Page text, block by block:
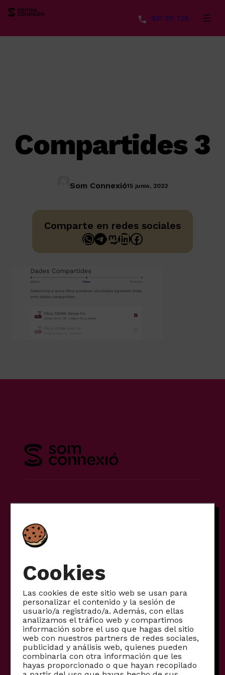
Cookies
Las cookies de este sitio web se usan para
personalizar el contenido y la sesión de
usuario/a registrado/a. Además, con ellas
analizamos el tráfico web y compartimos
información sobre el uso que hagas del sitio
web con nuestros partners de redes sociales,
publicidad y análisis web, quienes pueden
combinarla con otra información que les
hayas proporcionado o que hayan recopilado
931 311 728
Compartides 3
Som Connexió15 junio, 2023
Comparte en redes sociales
WhatsApp
Telegram
Mastodon
LinkedIn
Facebook
Móvil
Internet
Otros productos
Productos para empresas
Fibra comunitaria
Móviles reacondicionados
Proyectos transformadores
Infancia y pantallas